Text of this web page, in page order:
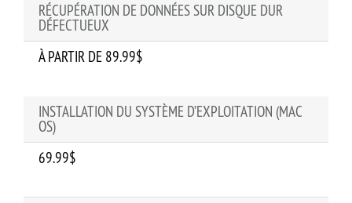
RÉCUPÉRATION DE DONNÉES SUR DISQUE DUR
DÉFECTUEUX
À PARTIR DE 89.99$
INSTALLATION DU SYSTÈME D’EXPLOITATION (MAC
OS)
69.99$